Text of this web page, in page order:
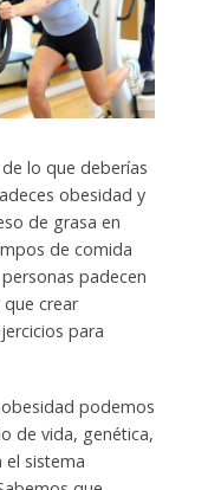
lo que deberías
obesidad y
de grasa en
de comida
padecen
crear
para
podemos
de vida, genética,
sistema